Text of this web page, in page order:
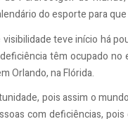
do esporte para
teve início há
têm ocupado
Orlando, na Flórida.
pois assim o
com deficiências,